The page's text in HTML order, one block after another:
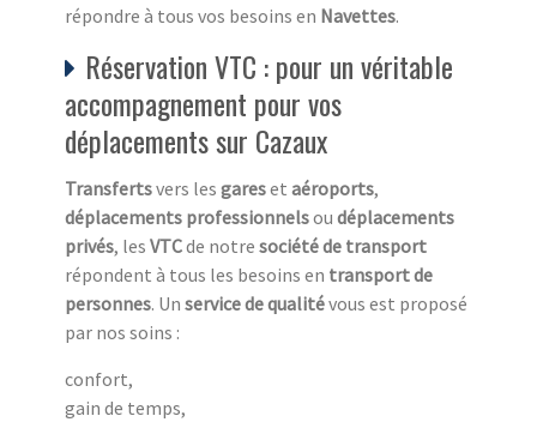
répondre à tous vos besoins en Navettes.
Réservation VTC : pour un véritable
accompagnement pour vos
déplacements sur Cazaux
Transfertsvers les gareset aéroports,
déplacements professionnelsou déplacements
privés, les VTCde notre société de transport
répondent à tous les besoins en transport de
personnes. Un service de qualitévous est proposé
par nos soins :
confort,
gain de temps,